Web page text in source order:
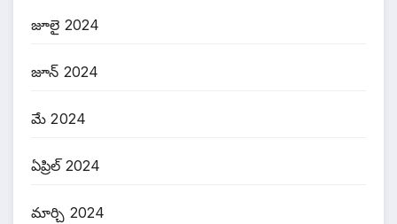
జూలై 2024
జూన్ 2024
మే 2024
ఏప్రిల్ 2024
మార్చి 2024